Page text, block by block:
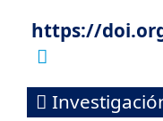
https://doi.org/